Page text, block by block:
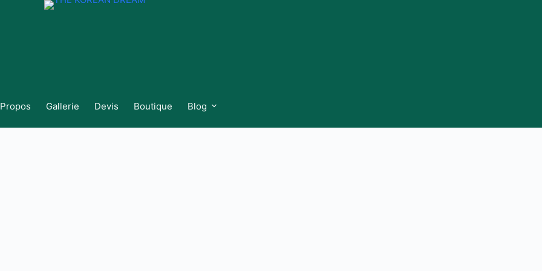
Gallerie Devis Boutique Blog